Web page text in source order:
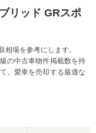
リッド GRスポ
場を参考にします。
の中古車物件掲載数を持
、愛車を売却する最適な